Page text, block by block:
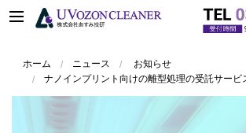
ホーム ニュース
お知らせ
ナノインプリント向けの離型処理の受託サービ